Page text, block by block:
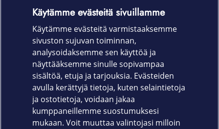
kolhuilta, naarmuilta ja sormenjäljiltä. Liukumattoman
pinnan ansiosta kuori pysyy hyvässä otteessa
kädessäsi ja helpottaa myös puhelimen käsittelyä.
Tuotekoodi
650-1846
Käytämme evästeitä sivuillamme
Käytämme evästeitä varmistaaksemme
sivuston sujuvan toiminnan,
analysoidaksemme sen käyttöä ja
näyttääksemme sinulle sopivampaa
sisältöä, etuja ja tarjouksia. Evästeiden
avulla kerättyjä tietoja, kuten selaintietoja
ja ostotietoja, voidaan jakaa
kumppaneillemme suostumuksesi
mukaan. Voit muuttaa valintojasi milloin